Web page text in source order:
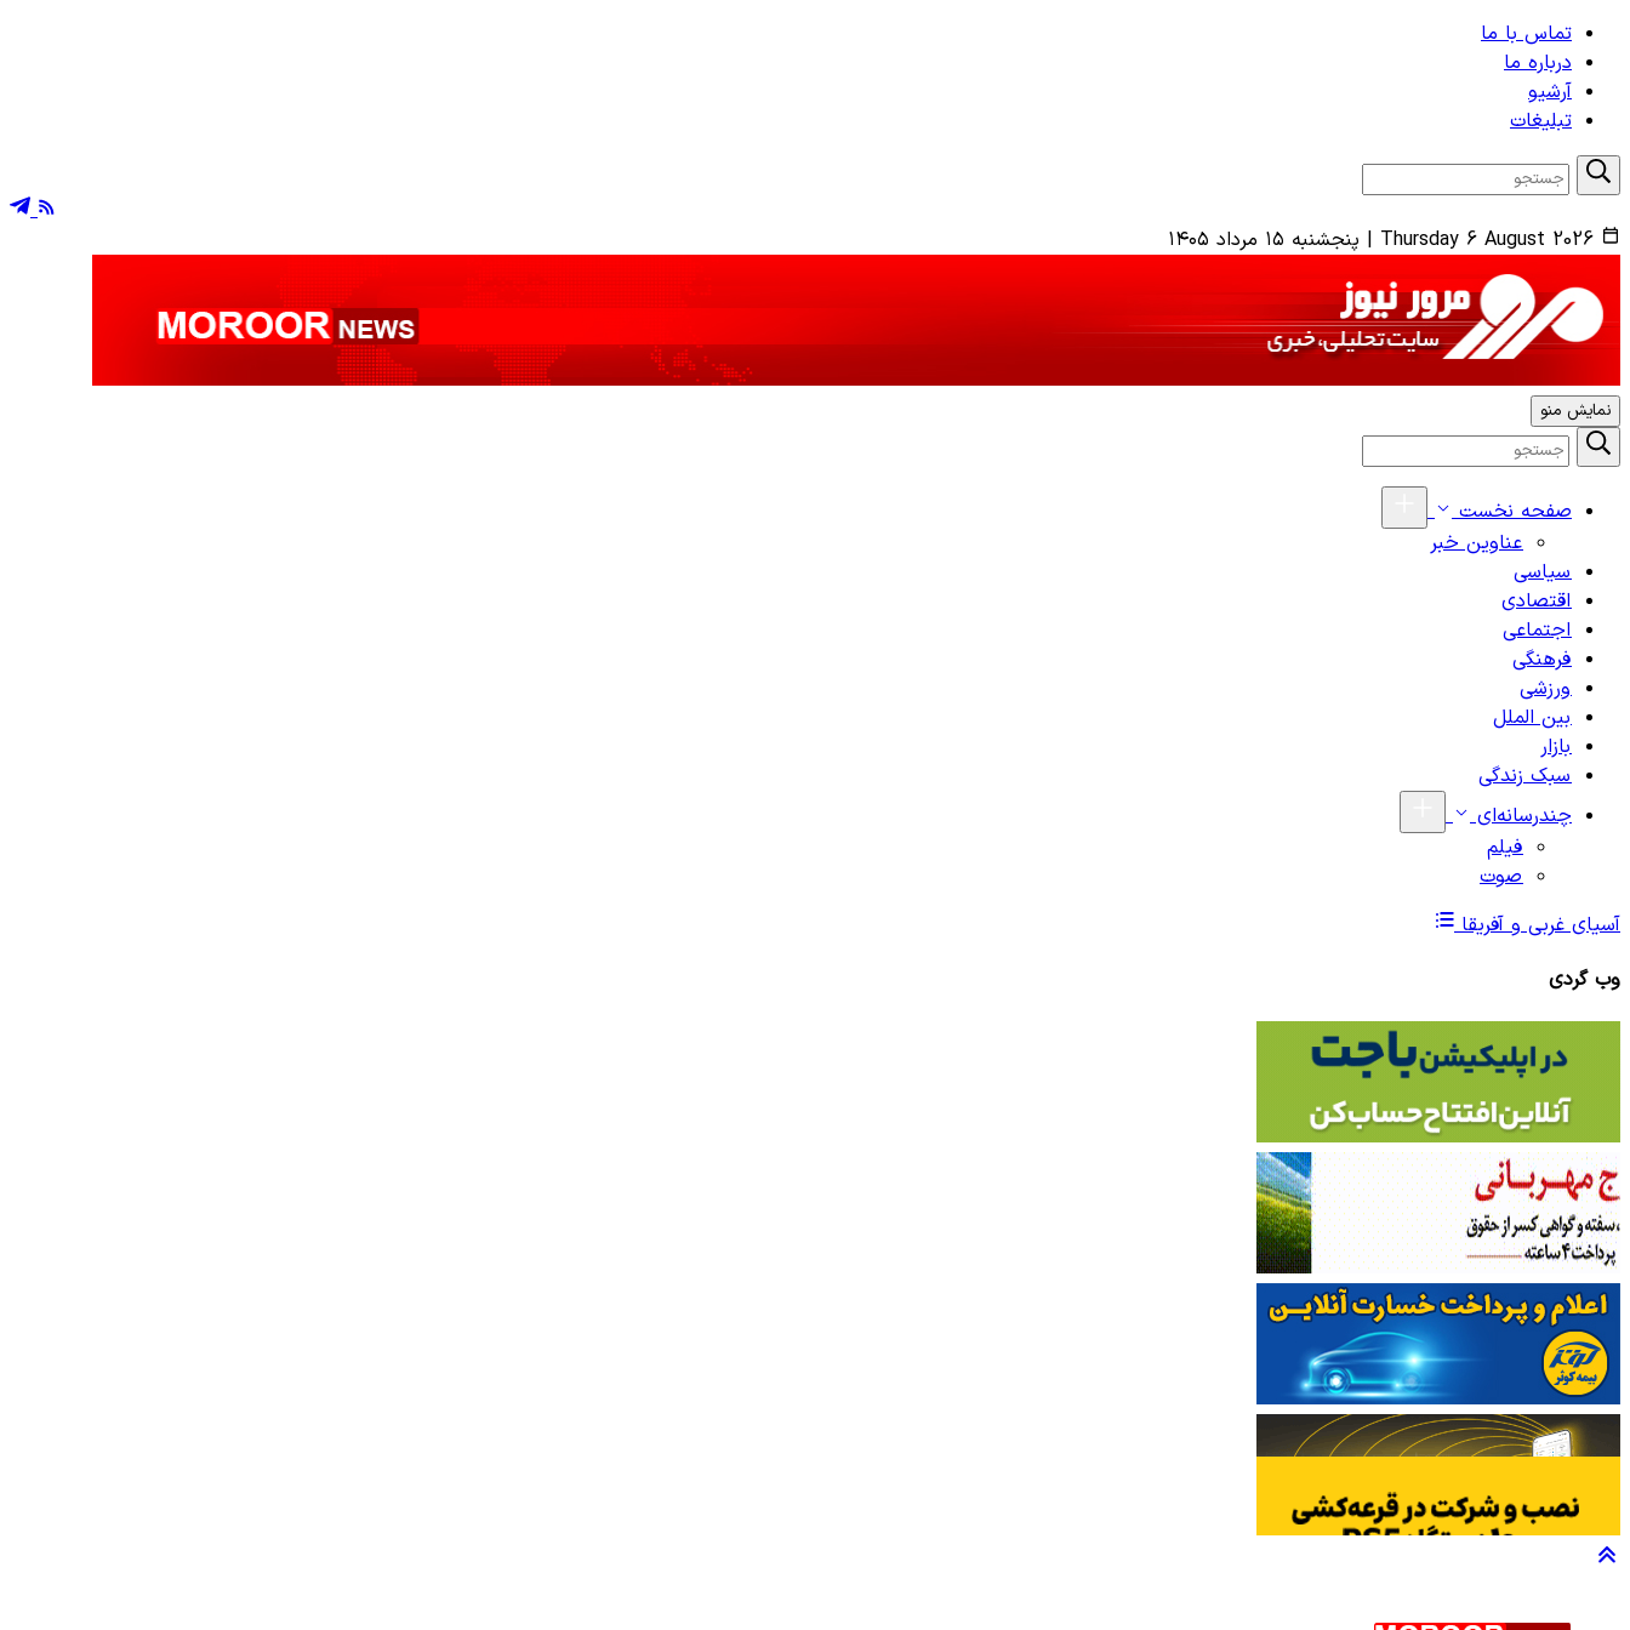
تماس با ما
درباره ما
آرشیو
تبلیغات
Thursday 6 August 2026
| پنجشنبه ۱۵ مرداد ۱۴۰۵
نمایش منو
صفحه نخست
عناوین خبر
سیاسی
اقتصادی
اجتماعی
فرهنگی
ورزشی
بین الملل
بازار
سبک زندگی
چندرسانه‌ای
فیلم
صوت
آسیای غربی و آفریقا
وب گردی